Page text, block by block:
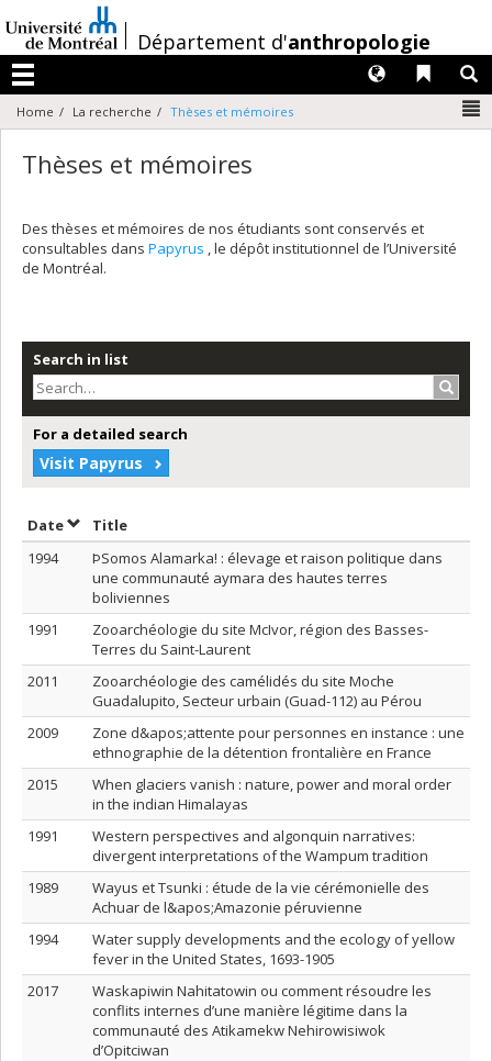
au
contenu
/Département d'anthropologie
Menu
Liens
Langues
Home La recherche Thèses et mémoires
Thèses et mémoires
Des thèses et mémoires de nos étudiants sont conservés et
consultables dans Papyrus , le dépôt institutionnel de l’Université
de Montréal.
Search in list
For a detailed search
Visit Papyrus
DateSort by date in descending order
Title
1994
ÞSomos Alamarka! : élevage et raison politique dans
une communauté aymara des hautes terres
boliviennes
1991
Zooarchéologie du site McIvor, région des Basses-
Terres du Saint-Laurent
2011
Zooarchéologie des camélidés du site Moche
Guadalupito, Secteur urbain (Guad-112) au Pérou
2009
Zone d&apos;attente pour personnes en instance : une
ethnographie de la détention frontalière en France
2015
When glaciers vanish : nature, power and moral order
in the indian Himalayas
1991
Western perspectives and algonquin narratives:
divergent interpretations of the Wampum tradition
1989
Wayus et Tsunki : étude de la vie cérémonielle des
Achuar de l&apos;Amazonie péruvienne
1994
Water supply developments and the ecology of yellow
fever in the United States, 1693-1905
2017
Waskapiwin Nahitatowin ou comment résoudre les
conflits internes d’une manière légitime dans la
communauté des Atikamekw Nehirowisiwok
d’Opitciwan